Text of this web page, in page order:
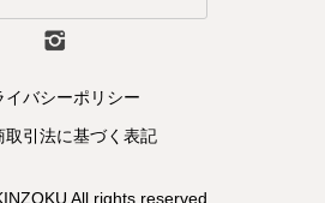
イバシーポリシー
取引法に基づく表記
All rights reserved.